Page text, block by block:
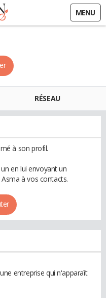
MENU
RÉSEAU
à son profil.
en lui envoyant un
à vos contacts.
entreprise qui n'apparaît